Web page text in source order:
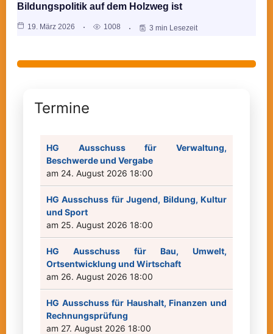
Bildungspolitik auf dem Holzweg ist
19. März 2026 1008 3 min Lesezeit
Termine
HG Ausschuss für Verwaltung,
Beschwerde und Vergabe
am 24. August 2026 18:00
HG Ausschuss für Jugend, Bildung, Kultur
und Sport
am 25. August 2026 18:00
HG Ausschuss für Bau, Umwelt,
Ortsentwicklung und Wirtschaft
am 26. August 2026 18:00
HG Ausschuss für Haushalt, Finanzen und
Rechnungsprüfung
am 27. August 2026 18:00